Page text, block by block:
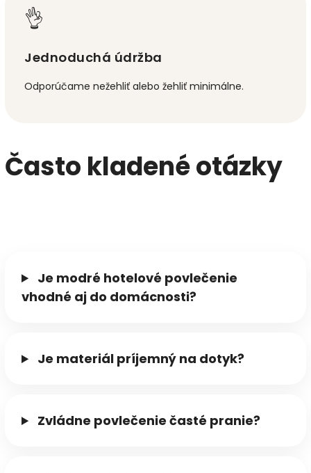
👌
Jednoduchá údržba
Odporúčame nežehliť alebo žehliť minimálne.
Často kladené otázky
Je modré hotelové povlečenie
vhodné aj do domácnosti?
Je materiál príjemný na dotyk?
Zvládne povlečenie časté pranie?